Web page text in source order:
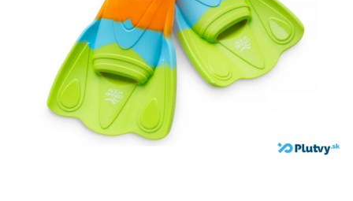
VŠETKO PRE DETI
HRAČKY DO VODY
PODVODNÉ SKÚTRE